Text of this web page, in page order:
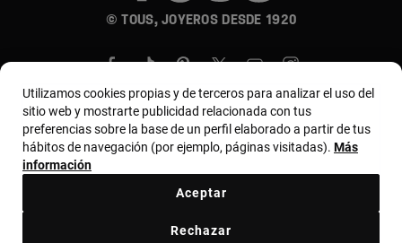
© TOUS, JOYEROS DESDE 1920
País y moneda:Chile / Chilean Peso
Utilizamos cookies propias y de terceros para analizar el uso del
sitio web y mostrarte publicidad relacionada con tus
preferencias sobre la base de un perfil elaborado a partir de tus
hábitos de navegación (por ejemplo, páginas visitadas). Más
información
Rechazar
Aceptar